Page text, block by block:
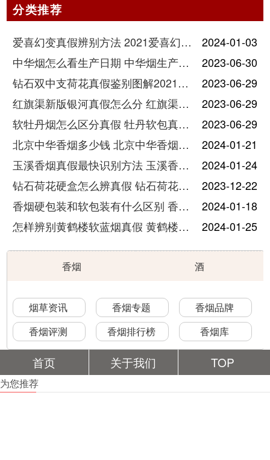
分类推荐
爱喜幻变真假辨别方法 2021爱喜幻变怎么看真假
2024-01-03
中华烟怎么看生产日期 中华烟生产日期和保质期在哪里
2023-06-30
钻石双中支荷花真假鉴别图解2021最新
2023-06-29
红旗渠新版银河真假怎么分 红旗渠新版银河真假辨认
2023-06-29
软牡丹烟怎么区分真假 牡丹软包真假鉴别图
2023-06-29
北京中华香烟多少钱 北京中华香烟价格表图2021
2024-01-21
玉溪香烟真假最快识别方法 玉溪香烟真假分辨价格图片一览
2024-01-24
钻石荷花硬盒怎么辨真假 钻石荷花硬盒香烟零售价多少钱一盒
2023-12-22
香烟硬包装和软包装有什么区别 香烟硬包和软包的区别介绍
2024-01-18
怎样辨别黄鹤楼软蓝烟真假 黄鹤楼软蓝鉴别真假方法有哪些
2024-01-25
香烟 酒
烟草资讯 香烟专题
香烟品牌
香烟评测
香烟排行榜 香烟库
首页 关于我们 TOP
为您推荐